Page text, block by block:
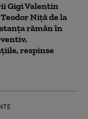
Gigi Valentin
Niţă de la
rămân în
respinse